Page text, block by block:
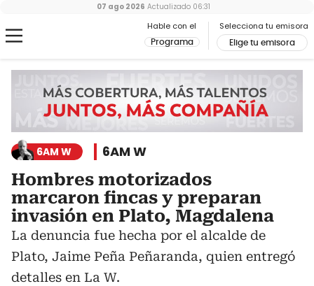
Hable con el
Programa
Selecciona tu emisora
Elige tu emisora
07 ago 2026 Actualizado 06:31
6AM W 6AM W
Hombres motorizados
marcaron fincas y preparan
invasión en Plato, Magdalena
La denuncia fue hecha por el alcalde de
Plato, Jaime Peña Peñaranda, quien entregó
detalles en La W.